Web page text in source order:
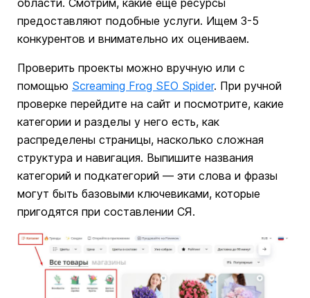
области. Смотрим, какие еще ресурсы
предоставляют подобные услуги. Ищем 3-5
конкурентов и внимательно их оцениваем.
Проверить проекты можно вручную или с
помощью Screaming Frog SEO Spider. При ручной
проверке перейдите на сайт и посмотрите, какие
категории и разделы у него есть, как
распределены страницы, насколько сложная
структура и навигация. Выпишите названия
категорий и подкатегорий — эти слова и фразы
могут быть базовыми ключевиками, которые
пригодятся при составлении СЯ.